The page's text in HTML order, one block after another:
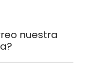
nuestra